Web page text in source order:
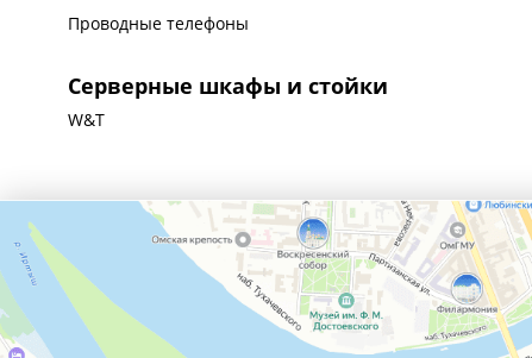
Проводные телефоны
Серверные шкафы и стойки
W&T